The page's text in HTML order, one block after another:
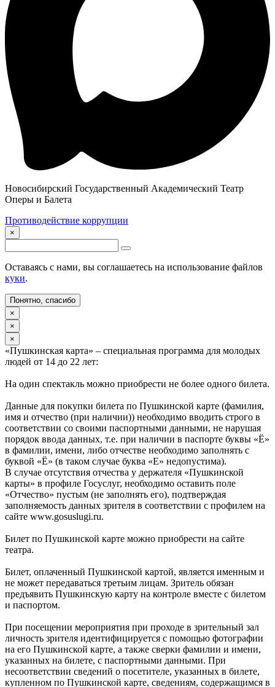
Новосибирский Государственный Академический Театр
Оперы и Балета
Противодействие коррупции
×
Оставаясь с нами, вы соглашаетесь на использование файлов
куки.
Понятно, спасибо
×
×
×
«Пушкинская карта» – специальная программа для молодых
людей от 14 до 22 лет:
На один спектакль можно приобрести не более одного билета.
Данные для покупки билета по Пушкинской карте (фамилия,
имя и отчество (при наличии)) необходимо вводить строго в
соответствии со своими паспортными данными, не нарушая
порядок ввода данных, т.е. при наличии в паспорте буквы «Ё»
в фамилии, имени, либо отчестве необходимо заполнять с
буквой «Ё» (в таком случае буква «Е» недопустима).
В случае отсутствия отчества у держателя «Пушкинской
карты» в профиле Госуслуг, необходимо оставить поле
«Отчество» пустым (не заполнять его), подтверждая
заполняемость данных зрителя в соответствии с профилем на
сайте www.gosuslugi.ru.
Билет по Пушкинской карте можно приобрести на сайте
театра.
Билет, оплаченный Пушкинской картой, является именным и
не может передаваться третьим лицам. Зритель обязан
предъявить Пушкинскую карту на контроле вместе с билетом
и паспортом.
При посещении мероприятия при проходе в зрительный зал
личность зрителя идентифицируется с помощью фотографии
на его Пушкинской карте, а также сверки фамилии и имени,
указанных на билете, с паспортными данными. При
несоответствии сведений о посетителе, указанных в билете,
купленном по Пушкинской карте, сведениям, содержащимся в